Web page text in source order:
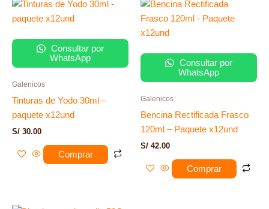
Consultar por
WhatsApp
Galenicos
Tinturas de Yodo 30ml –
paquete x12und
S/ 30.00
Comprar
Consultar por
WhatsApp
Galenicos
Bencina Rectificada Frasco
120ml – Paquete x12und
S/ 42.00
Comprar